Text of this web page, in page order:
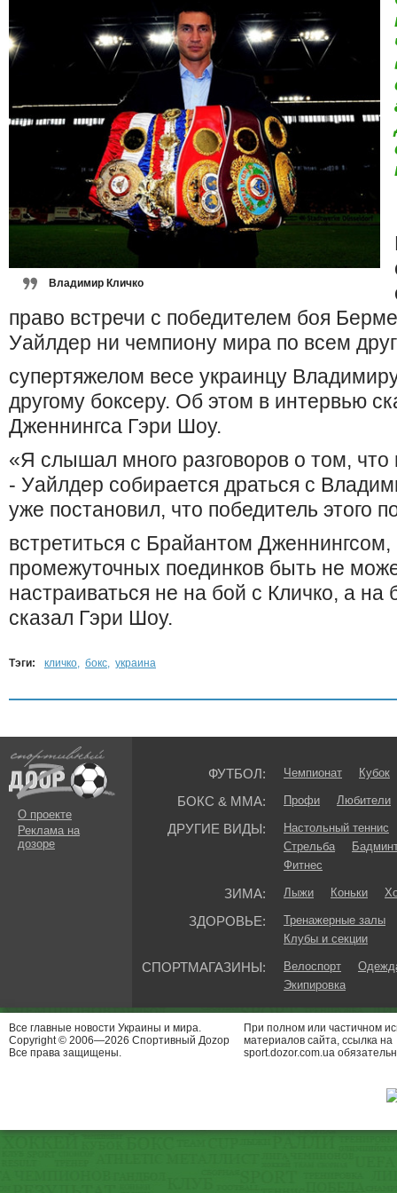
Владимир Кличко
право встречи с победителем боя
Уайлдер ни чемпиону мира по всем
супертяжелом весе украинцу
другому боксеру. Об этом в интервью
Дженнингса Гэри Шоу.
«Я слышал много разговоров о том,
- Уайлдер собирается драться с
уже постановил, что победитель этого
встретиться с Брайантом Дженнингсом,
промежуточных поединков быть не
настраиваться не на бой с Кличко, а
сказал Гэри Шоу.
Тэги: кличко, бокс, украина
О проекте
Реклама на
дозоре
ФУТБОЛ: Чемпионат Кубок
БОКС & ММА: Профи Любители
ДРУГИЕ ВИДЫ:
Настольный теннис
Стрельба
Фитнес
ЗИМА: Лыжи Коньки
ЗДОРОВЬЕ:
Тренажерные залы
Клубы и секции
СПОРТМАГАЗИНЫ: Велоспорт
Экипировка
Все главные новости Украины и мира.
Copyright © 2006—2026 Спортивный Доzор
Все права защищены.
При полном или частичном
материалов сайта, ссылка на
sport.dozor.com.ua